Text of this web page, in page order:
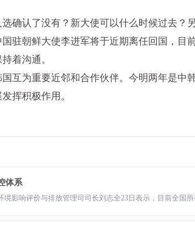
确认了没有？新大使可以什么时候过去
驻朝鲜大使李进军将于近期离任回国，
着沟通。
互为重要近邻和合作伙伴。今明两年是
挥积极作用。
体系
境影响评价与排放管理司司长刘志全23日表示，目前全国